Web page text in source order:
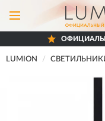
LUMION